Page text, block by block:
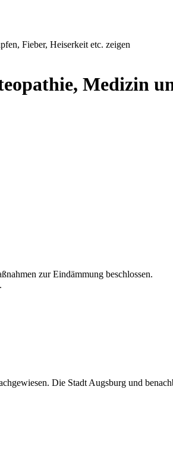
Fieber, Heiserkeit etc. zeigen
Medizin
zur Eindämmung beschlossen.
Die Stadt Augsburg und